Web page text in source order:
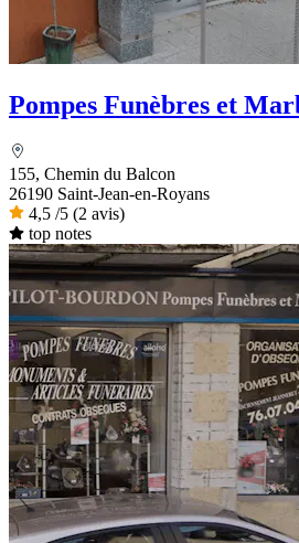
Pompes Funèbres et
155, Chemin du Balcon
26190 Saint-Jean-en-Royans
4,5 /5 (2 avis)
top notes